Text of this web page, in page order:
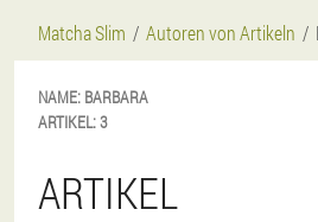
Matcha Slim Autoren von Artikeln
NAME: BARBARA
ARTIKEL:3
ARTIKEL